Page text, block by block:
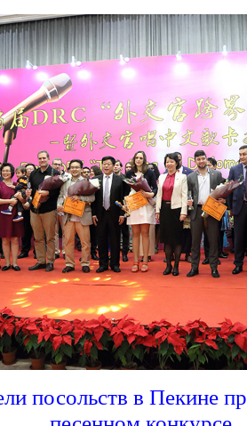
посольств в Пекине